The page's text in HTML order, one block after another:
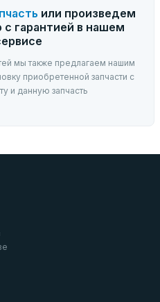
или произведем
гарантией в нашем
мы также предлагаем нашим
приобретенной запчасти с
и данную запчасть